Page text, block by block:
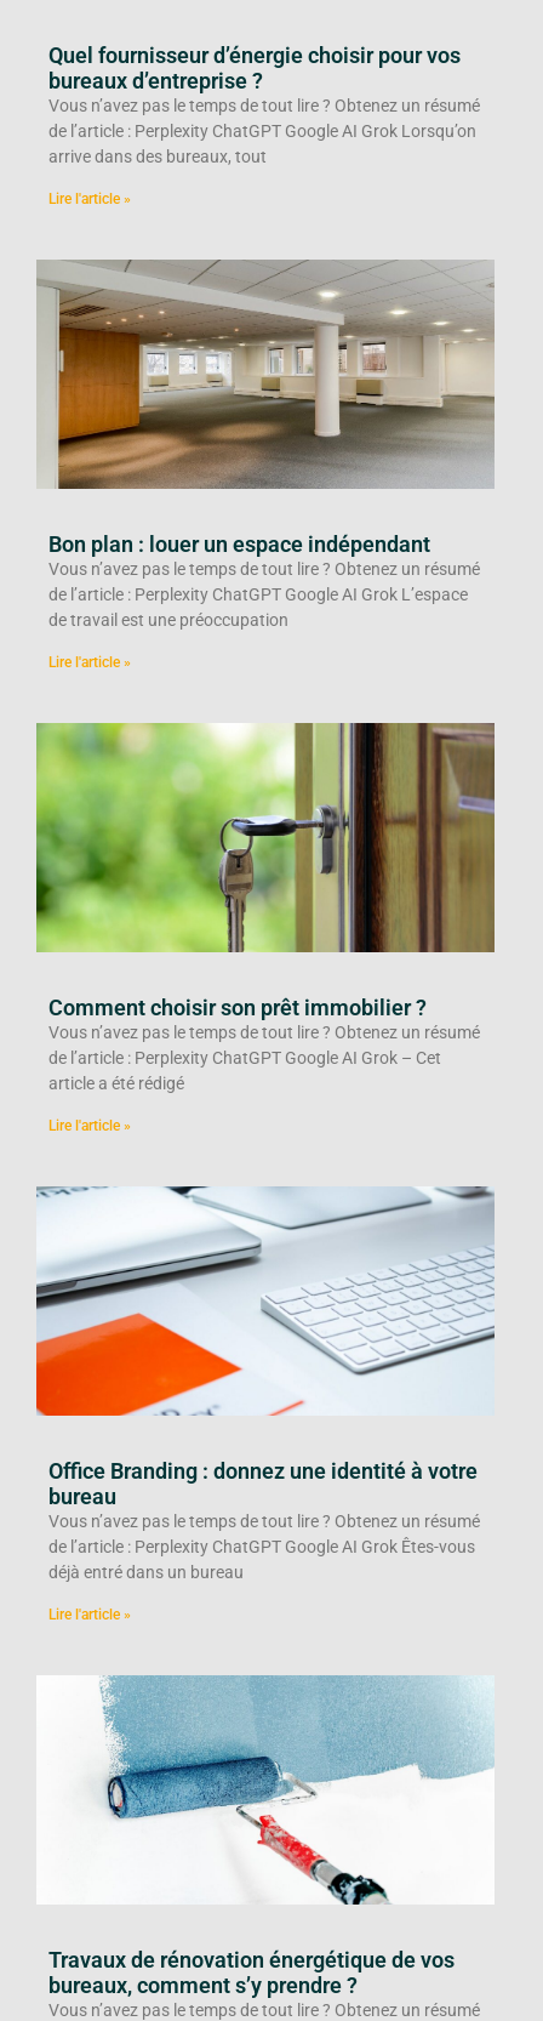
Quel fournisseur d’énergie choisir pour vos
bureaux d’entreprise ?
Vous n’avez pas le temps de tout lire ? Obtenez un résumé
de l’article : Perplexity ChatGPT Google AI Grok Lorsqu’on
arrive dans des bureaux, tout
Lire l'article »
Bon plan : louer un espace indépendant
Vous n’avez pas le temps de tout lire ? Obtenez un résumé
de l’article : Perplexity ChatGPT Google AI Grok L’espace
de travail est une préoccupation
Lire l'article »
Comment choisir son prêt immobilier ?
Vous n’avez pas le temps de tout lire ? Obtenez un résumé
de l’article : Perplexity ChatGPT Google AI Grok – Cet
article a été rédigé
Lire l'article »
Office Branding : donnez une identité à votre
bureau
Vous n’avez pas le temps de tout lire ? Obtenez un résumé
de l’article : Perplexity ChatGPT Google AI Grok Êtes-vous
déjà entré dans un bureau
Lire l'article »
Travaux de rénovation énergétique de vos
bureaux, comment s’y prendre ?
Vous n’avez pas le temps de tout lire ? Obtenez un résumé